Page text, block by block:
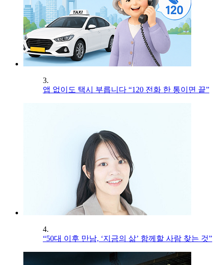
3.
앱 없이도 택시 부릅니다 “120 전화 한 통이면 끝”
4.
“50대 이후 만남, ‘지금의 삶’ 함께할 사람 찾는 것”